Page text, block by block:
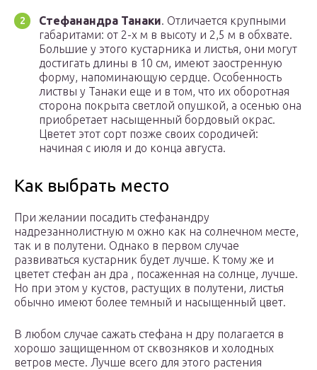
Стефанандра Танаки. Отличается крупными
габаритами: от 2-х м в высоту и 2,5 м в обхвате.
Большие у этого кустарника и листья, они могут
достигать длины в 10 см, имеют заостренную
форму, напоминающую сердце. Особенность
листвы у Танаки еще и в том, что их оборотная
сторона покрыта светлой опушкой, а осенью она
приобретает насыщенный бордовый окрас.
Цветет этот сорт позже своих сородичей:
начиная с июля и до конца августа.
Как выбрать место
При желании посадить стефанандру
надрезаннолистную м ожно как на солнечном месте,
так и в полутени. Однако в первом случае
развиваться кустарник будет лучше. К тому же и
цветет стефан ан дра , посаженная на солнце, лучше.
Но при этом у кустов, растущих в полутени, листья
обычно имеют более темный и насыщенный цвет.
В любом случае сажать стефана н дру полагается в
хорошо защищенном от сквозняков и холодных
ветров месте. Лучше всего для этого растения